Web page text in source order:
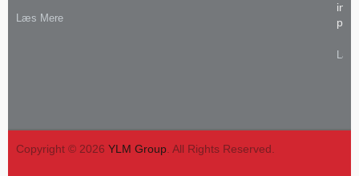
Læs Mere
Læs
Copyright © 2026 YLM Group. All Rights Reserved.